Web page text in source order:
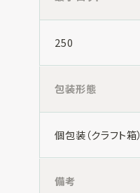
250
包装形態
個包装（クラフト箱）
備考